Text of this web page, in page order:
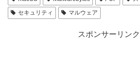
セキュリティ
マルウェア
スポンサーリンク